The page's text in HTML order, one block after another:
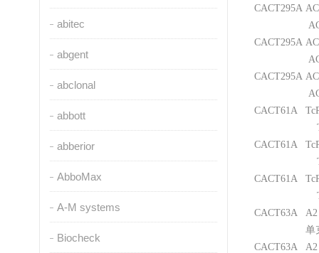
abitec
abgent
abclonal
abbott
abberior
AbboMax
A-M systems
Biocheck
CACT295A
CACT295A
CACT295A
CACT61A
CACT61A
CACT61A
CACT63A
单
CACT63A